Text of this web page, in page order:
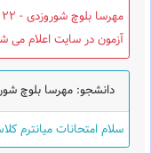
آزمون در سایت اعلام می
دانشجو: مهرسا بلوچ
سلام امتحانات میانترم